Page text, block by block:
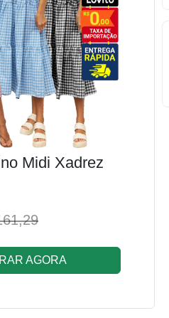
Midi Xadrez
AGORA